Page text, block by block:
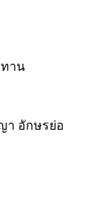
ทาน
า อักษรย่อ